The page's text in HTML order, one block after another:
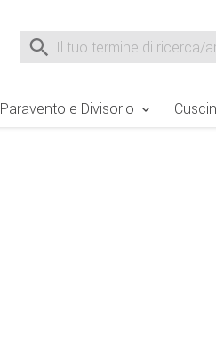
Suche nach
Paravento e Divisorio